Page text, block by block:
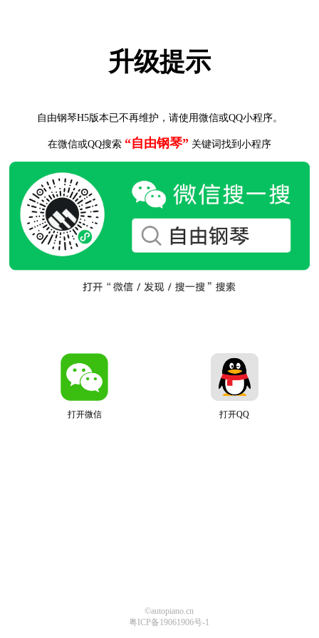
升级提示
自由钢琴H5版本已不再维护，请使用微信或QQ小程序。
在微信或QQ搜索 “自由钢琴” 关键词找到小程序
打开微信 打开QQ
©autopiano.cn
粤ICP备19061906号-1